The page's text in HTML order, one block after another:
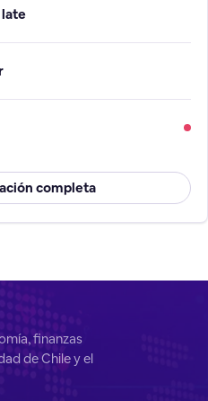
completa
finanzas
de Chile y el